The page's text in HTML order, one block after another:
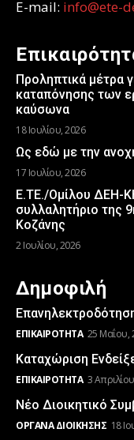
E-mail: info@ete-
Προληπτικά μέτρα
καταπόνησης των
καύσωνα
18 Ιουλίου, 2026
Ως εδώ με την
17 Ιουλίου, 2026
Ε.ΤΕ./Ομίλου ΔΕΗ-
συλλαλητήριο της
Κοζάνης
2 Ιουλίου, 2026
Δημοφιλή
ΕΠΙΚΑΙΡΌΤΗΤΑ 25 Μαΐου,
Καταχώριση
ΕΠΙΚΑΙΡΌΤΗΤΑ 3
Νέο Διοικητικό
ΌΡΓΑΝΑ ΔΙΟΊΚΗΣΗΣ 18